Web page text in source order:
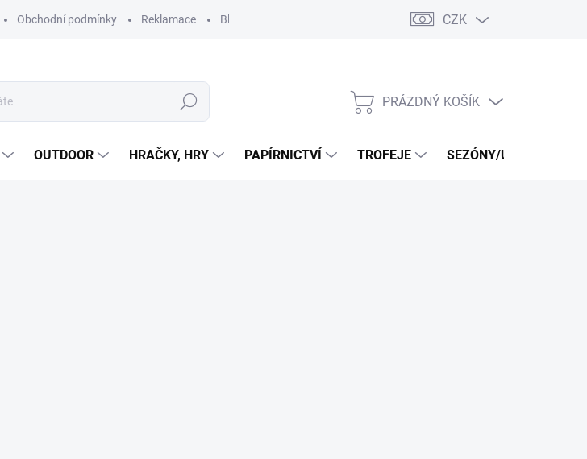
Obchodní podmínky Reklamace Blog CZK
Hledat
NÁKUPNÍ
PRÁZDNÝ KOŠÍK
OUTDOOR HRAČKY, HRY PAPÍRNICTVÍ TROFEJE SEZÓNY/UDÁLOSTI